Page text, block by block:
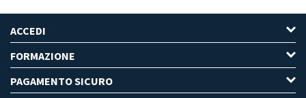
ACCEDI
FORMAZIONE
PAGAMENTO SICURO